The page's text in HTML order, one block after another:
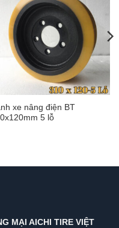
xe nâng điện BT
5 lỗ
MẠI AICHI TIRE VIỆT